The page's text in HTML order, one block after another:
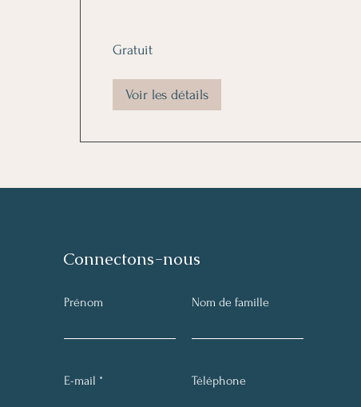
Gratuit
Voir les détails
Connectons-nous
Prénom Nom de famille
E-mail Téléphone